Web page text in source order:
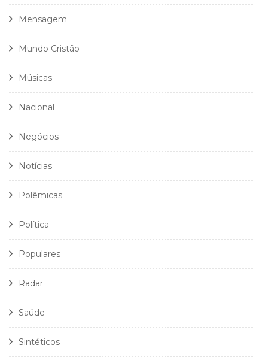
Mensagem
Mundo Cristão
Músicas
Nacional
Negócios
Notícias
Polêmicas
Política
Populares
Radar
Saúde
Sintéticos